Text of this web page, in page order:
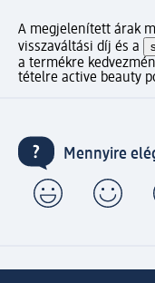
A megjelenített árak
visszaváltási díj és a
a termékre
tételre active beauty
Mennyire